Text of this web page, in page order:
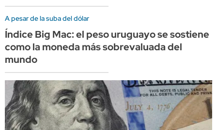
A pesar de la suba del dólar
Índice Big Mac: el peso uruguayo se sostiene
como la moneda más sobrevaluada del
mundo